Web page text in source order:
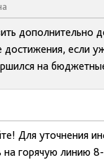
дополнительно
если
на
Для уточнения
на горячую линию